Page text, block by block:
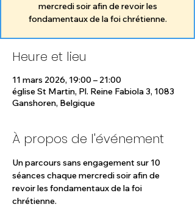
mercredi soir afin de revoir les
fondamentaux de la foi chrétienne.
Heure et lieu
11 mars 2026, 19:00 – 21:00
église St Martin, Pl. Reine Fabiola 3, 1083
Ganshoren, Belgique
À propos de l'événement
Un parcours sans engagement sur 10
séances chaque mercredi soir afin de
revoir les fondamentaux de la foi
chrétienne.